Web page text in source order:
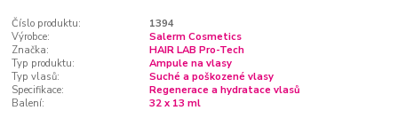
Číslo produktu:
1394
Výrobce:
Salerm Cosmetics
Značka:
HAIR LAB Pro-Tech
Typ produktu:
Ampule na vlasy
Typ vlasů:
Suché a poškozené vlasy
Specifikace:
Regenerace a hydratace vlasů
Balení:
32 x 13 ml